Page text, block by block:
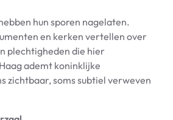
hun sporen nagelaten.
en kerken vertellen over
plechtigheden die hier
ademt koninklijke
zichtbaar, soms subtiel verweven